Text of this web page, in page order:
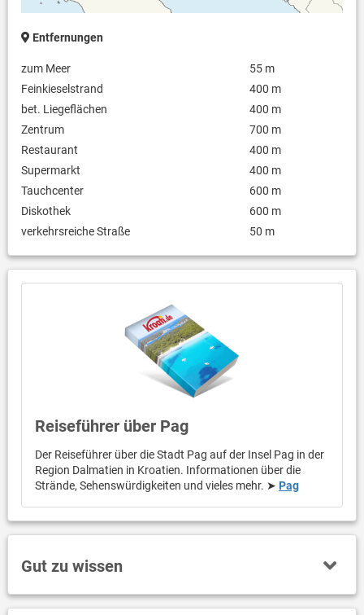
Entfernungen
zum Meer
55 m
Feinkieselstrand
400 m
bet. Liegeflächen
400 m
Zentrum
700 m
Restaurant
400 m
Supermarkt
400 m
Tauchcenter
600 m
Diskothek
600 m
verkehrsreiche Straße
50 m
Reiseführer über Pag
Der Reiseführer über die Stadt Pag auf der Insel Pag in der
Region Dalmatien in Kroatien. Informationen über die
Strände, Sehenswürdigkeiten und vieles mehr. ➤ Pag
Gut zu wissen